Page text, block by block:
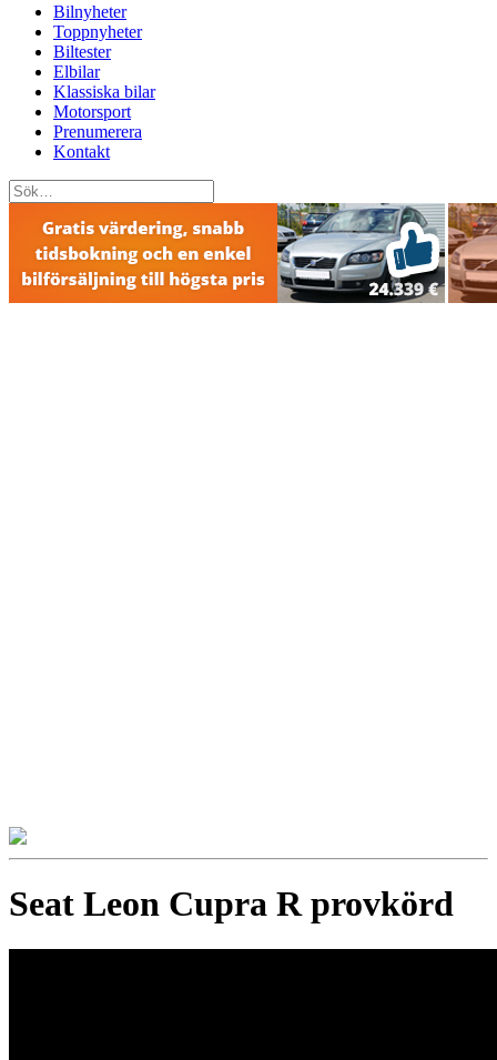
Bilnyheter
Toppnyheter
Biltester
Elbilar
Klassiska bilar
Motorsport
Prenumerera
Kontakt
Seat Leon Cupra R provkörd